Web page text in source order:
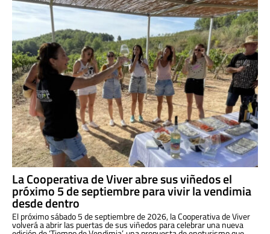
La Cooperativa de Viver abre sus viñedos el
próximo 5 de septiembre para vivir la vendimia
desde dentro
El próximo sábado 5 de septiembre de 2026, la Cooperativa de Viver
volverá a abrir las puertas de sus viñedos para celebrar una nueva